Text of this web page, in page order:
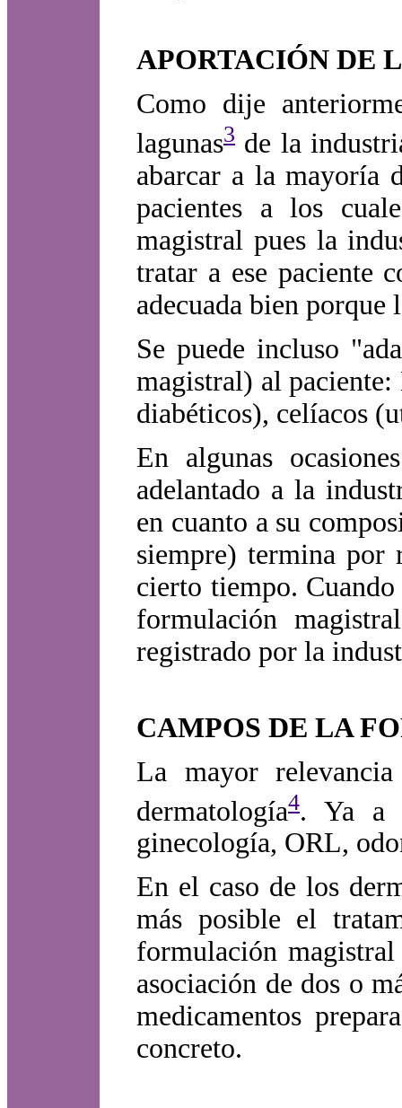
APORTACIÓN DE
Como dije
lagunas3 de la
abarcar a la mayoría
pacientes a los
magistral pues la
tratar a ese paciente
adecuada bien porque
Se puede incluso
magistral) al
diabéticos), celíacos
En algunas
adelantado a la
en cuanto a su
siempre) termina por
cierto tiempo.
formulación
registrado por la
CAMPOS DE LA
La mayor
dermatología4. Ya a
ginecología, ORL,
En el caso de los
más posible el
formulación magistral
asociación de dos o
medicamentos
concreto.